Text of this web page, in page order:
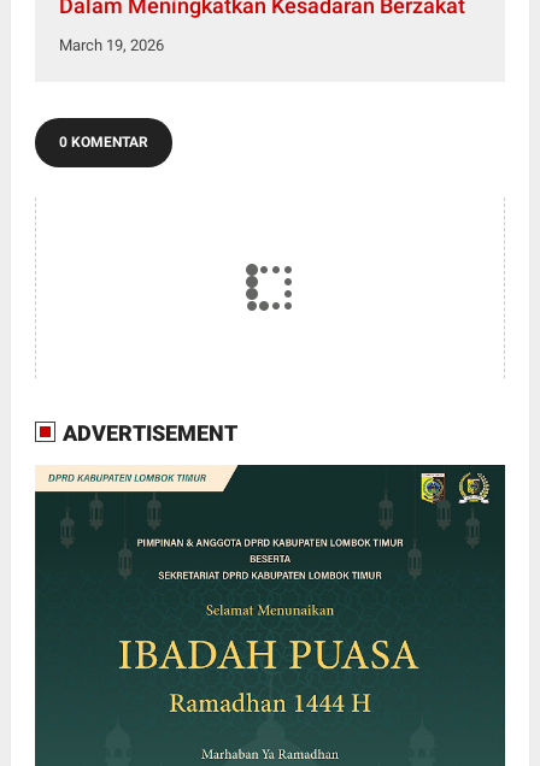
Dalam Meningkatkan Kesadaran Berzakat
March 19, 2026
0 KOMENTAR
ADVERTISEMENT